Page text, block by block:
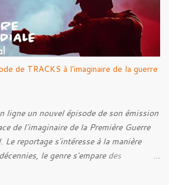
de TRACKS à l'imaginaire de la guerre
ligne un nouvel épisode de son émission
de l'imaginaire de la Première Guerre
Le reportage s'intéresse à la manière
le genre s'empare des